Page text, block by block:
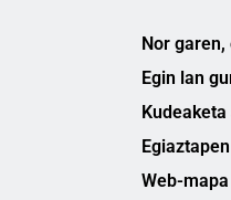
Nor
Egin lan
Web-mapa